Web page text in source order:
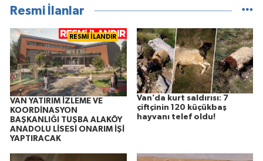
Resmi İlanlar
RESMİ İLANDIR
VAN YATIRIM İZLEME VE
KOORDİNASYON
BAŞKANLIĞI TUŞBA ALAKÖY
ANADOLU LİSESİ ONARIM İŞİ
YAPTIRACAK
Van’da kurt saldırısı: 7
çiftçinin 120 küçükbaş
hayvanı telef oldu!